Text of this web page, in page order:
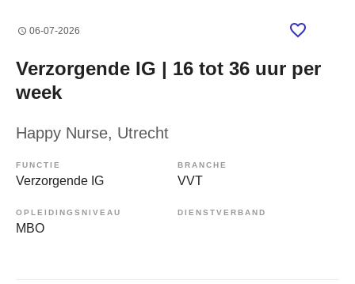
06-07-2026
Verzorgende IG | 16 tot 36 uur per
week
Happy Nurse, Utrecht
FUNCTIE
Verzorgende IG
BRANCHE
VVT
OPLEIDINGSNIVEAU
MBO
DIENSTVERBAND